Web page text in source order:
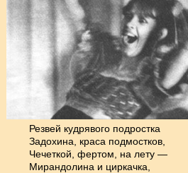
Резвей кудрявого подростка
Задохина, краса подмостков,
Чечеткой, фертом, на лету —
Мирандолина и циркачка,